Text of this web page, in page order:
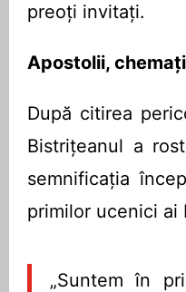
preoți invitați.
Apostolii,
După citirea
Bistrițeanul a
semnificația
primilor ucenici ai
„Suntem în